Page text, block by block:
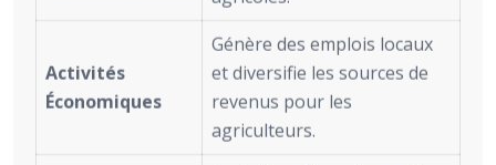
Activités
Économiques
Génère des emplois locaux
et diversifie les sources de
revenus pour les
agriculteurs.